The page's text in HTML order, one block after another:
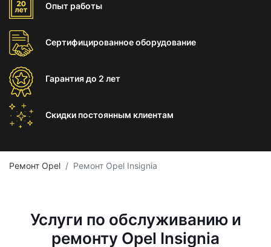
Опыт работы
Сертифицированноеоборудование
Гарантиядо 2 лет
Скидки постоянным клиентам
Ремонт Opel Ремонт Opel Insignia
Услуги по обслуживанию и
ремонту Opel Insignia